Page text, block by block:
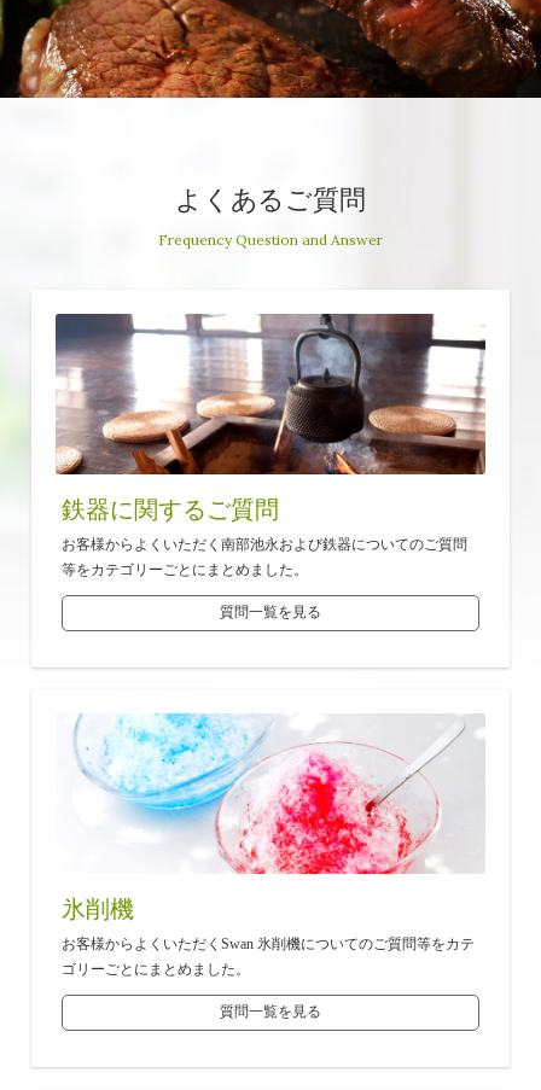
よくあるご質問
Frequency Question and Answer
鉄器に関するご質問
お客様からよくいただく南部池永および鉄器についてのご質問
等をカテゴリーごとにまとめました。
質問一覧を見る
氷削機
お客様からよくいただくSwan 氷削機についてのご質問等をカテ
ゴリーごとにまとめました。
質問一覧を見る